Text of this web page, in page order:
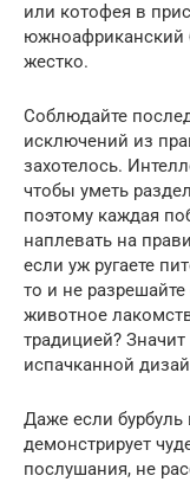
или котофея в
южноафриканский
жестко.
Соблюдайте
исключений из
захотелось.
чтобы уметь
поэтому каждая
наплевать на
если уж ругаете
то и не
животное
традицией?
испачканной
Даже если
демонстрирует
послушания, не